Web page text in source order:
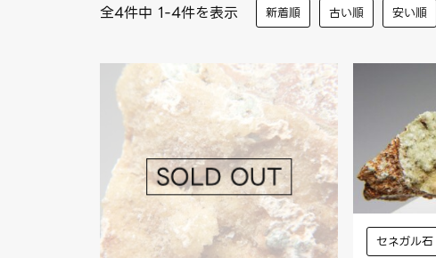
全4件中 1-4件を表示 新着順 古い順 安い順
セネガル石